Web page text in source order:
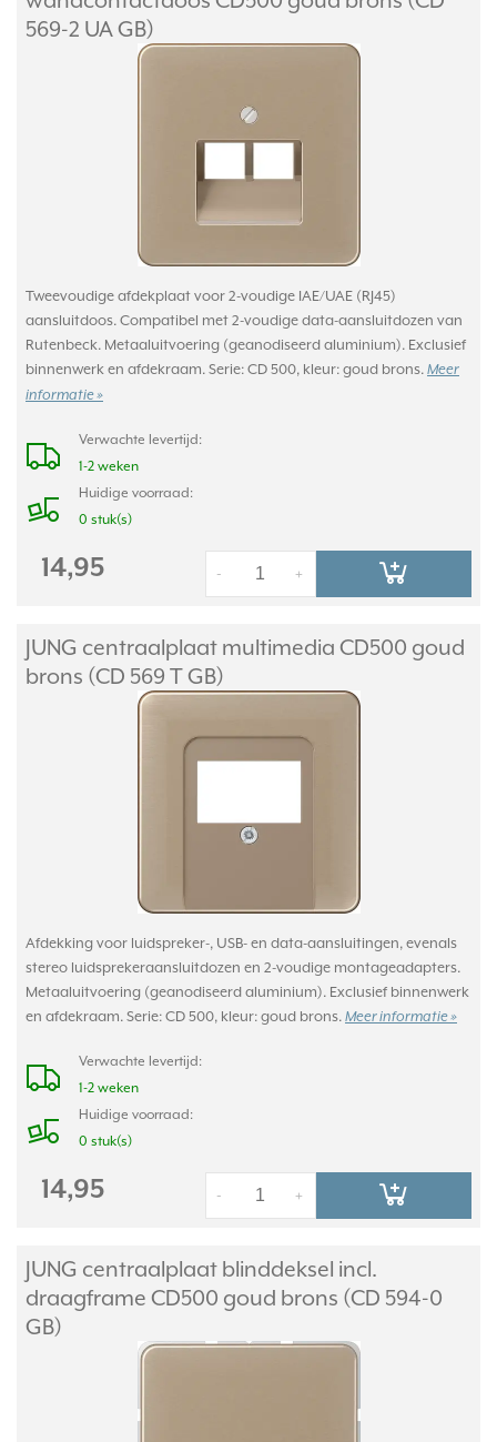
569-2 UA GB)
Tweevoudige afdekplaat voor 2-voudige IAE/UAE (RJ45)
aansluitdoos. Compatibel met 2-voudige data-aansluitdozen van
Rutenbeck. Metaaluitvoering (geanodiseerd aluminium). Exclusief
binnenwerk en afdekraam. Serie: CD 500, kleur: goud brons. Meer
informatie »
Verwachte levertijd:
1-2 weken
Huidige voorraad:
0 stuk(s)
14,95 +
-
JUNG centraalplaat multimedia CD500 goud
brons (CD 569 T GB)
Afdekking voor luidspreker-, USB- en data-aansluitingen, evenals
stereo luidsprekeraansluitdozen en 2-voudige montageadapters.
Metaaluitvoering (geanodiseerd aluminium). Exclusief binnenwerk
en afdekraam. Serie: CD 500, kleur: goud brons. Meer informatie »
Verwachte levertijd:
1-2 weken
Huidige voorraad:
0 stuk(s)
14,95 +
-
JUNG centraalplaat blinddeksel incl.
draagframe CD500 goud brons (CD 594-0
GB)